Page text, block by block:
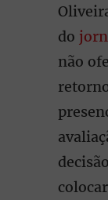
do
não